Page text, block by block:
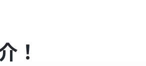
！